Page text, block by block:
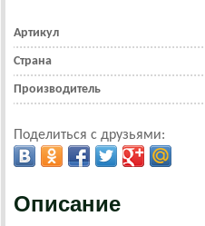
Артикул
Страна
Производитель
Поделиться с друзьями:
Описание